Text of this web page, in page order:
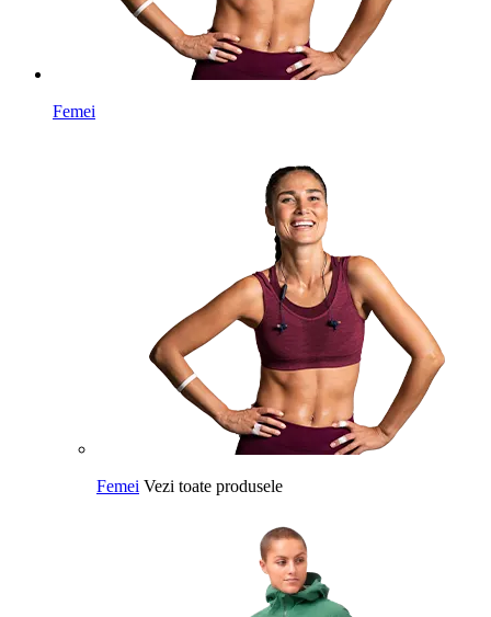
Femei
Femei Vezi toate produsele